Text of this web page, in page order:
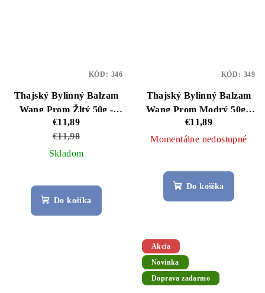
Thajský Bylinný Balzam
Wang Prom Žltý 50g -
Uľava od Bolesti a
Zápalov
€11,89
€11,98
Skladom
Do košíka
KÓD: 346
Thajský Bylinný Balzam
Wang Prom Modrý 50g -
Kŕčové Žily
€11,89
Momentálne nedostupné
hodnotenie
produktu
je
Do košíka
KÓD: 349
Akcia
Novinka
Doprava zadarmo